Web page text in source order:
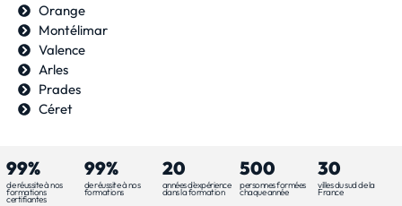
Orange
Montélimar
Valence
Arles
Prades
Céret
99%
de réussite à nos
formations
certifiantes
99%
de réussite à nos
formations
20
années d'expérience
dans la formation
500
personnes formées
chaque année
30
villes du sud de la
France